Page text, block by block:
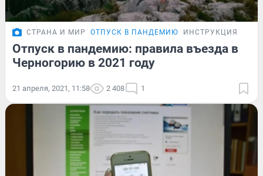
СТРАНА И МИР ОТПУСК В ПАНДЕМИЮ ИНСТРУКЦИЯ
Отпуск в пандемию: правила въезда в
Черногорию в 2021 году
21 апреля, 2021, 11:58 2 408 1